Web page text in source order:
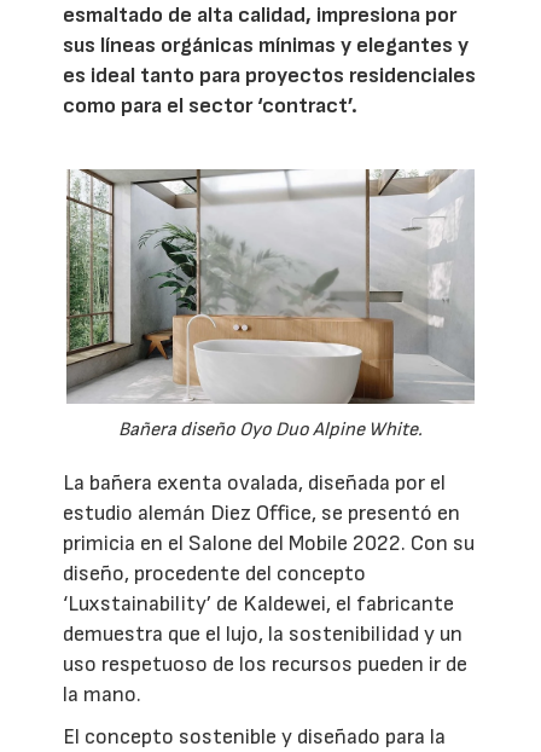
esmaltado de alta calidad, impresiona por
sus líneas orgánicas mínimas y elegantes y
es ideal tanto para proyectos residenciales
como para el sector ‘contract’.
Bañera diseño Oyo Duo Alpine White.
La bañera exenta ovalada, diseñada por el
estudio alemán Diez Office, se presentó en
primicia en el Salone del Mobile 2022. Con su
diseño, procedente del concepto
‘Luxstainability’ de Kaldewei, el fabricante
demuestra que el lujo, la sostenibilidad y un
uso respetuoso de los recursos pueden ir de
la mano.
El concepto sostenible y diseñado para la